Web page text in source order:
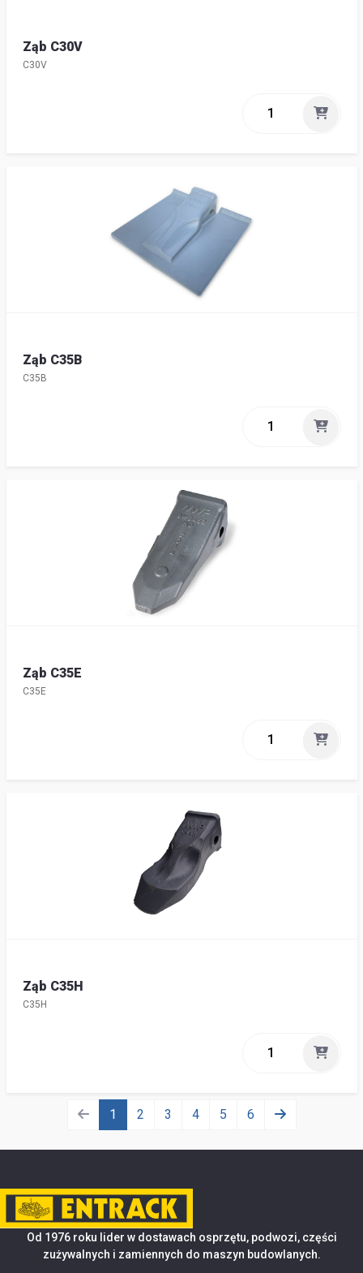
Ząb C30V
C30V
Ząb C35B
C35B
Ząb C35E
C35E
Ząb C35H
C35H
1 2 3 4 5 6
Od 1976 roku lider w dostawach osprzętu, podwozi, części
zużywalnych i zamiennych do maszyn budowlanych.